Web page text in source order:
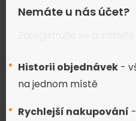
Nemáte u nás účet?
Historii objednávek -
na jednom místě
Rychlejší nakupování